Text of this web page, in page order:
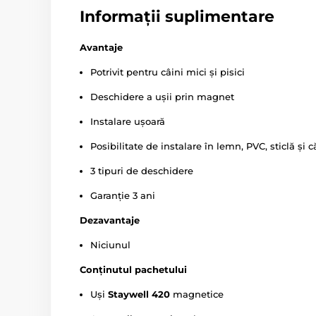
Informații suplimentare
Avantaje
Potrivit pentru câini mici și pisici
Deschidere a ușii prin magnet
Instalare ușoară
Posibilitate de instalare în lemn, PVC, sticlă și
3 tipuri de deschidere
Garanție 3 ani
Dezavantaje
Niciunul
Conținutul pachetului
Uși Staywell 420 magnetice